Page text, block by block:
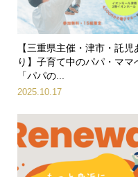
【三重県主催・津市・託児
り】子育て中のパパ・ママ
「パパの...
2025.10.17